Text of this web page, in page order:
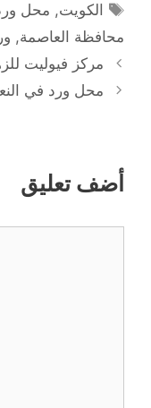
الوسوم
الكويت, محل
محافظة العاصمة,
مركز فيوليت
محل ورد في
أضف تعليق